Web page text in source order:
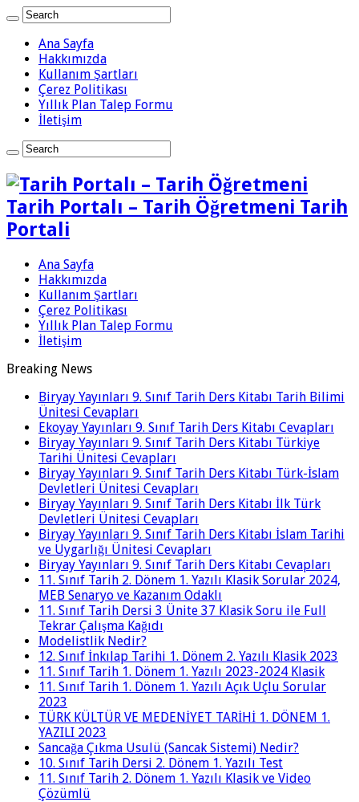
Ana Sayfa
Hakkımızda
Kullanım Şartları
Çerez Politikası
Yıllık Plan Talep Formu
İletişim
Tarih Portalı – Tarih Öğretmeni Tarih
Portali
Ana Sayfa
Hakkımızda
Kullanım Şartları
Çerez Politikası
Yıllık Plan Talep Formu
İletişim
Breaking News
Biryay Yayınları 9. Sınıf Tarih Ders Kitabı Tarih Bilimi
Ünitesi Cevapları
Ekoyay Yayınları 9. Sınıf Tarih Ders Kitabı Cevapları
Biryay Yayınları 9. Sınıf Tarih Ders Kitabı Türkiye
Tarihi Ünitesi Cevapları
Biryay Yayınları 9. Sınıf Tarih Ders Kitabı Türk-İslam
Devletleri Ünitesi Cevapları
Biryay Yayınları 9. Sınıf Tarih Ders Kitabı İlk Türk
Devletleri Ünitesi Cevapları
Biryay Yayınları 9. Sınıf Tarih Ders Kitabı İslam Tarihi
ve Uygarlığı Ünitesi Cevapları
Biryay Yayınları 9. Sınıf Tarih Ders Kitabı Cevapları
11. Sınıf Tarih 2. Dönem 1. Yazılı Klasik Sorular 2024,
MEB Senaryo ve Kazanım Odaklı
11. Sınıf Tarih Dersi 3 Ünite 37 Klasik Soru ile Full
Tekrar Çalışma Kağıdı
Modelistlik Nedir?
12. Sınıf İnkılap Tarihi 1. Dönem 2. Yazılı Klasik 2023
11. Sınıf Tarih 1. Dönem 1. Yazılı 2023-2024 Klasik
11. Sınıf Tarih 1. Dönem 1. Yazılı Açık Uçlu Sorular
2023
TÜRK KÜLTÜR VE MEDENİYET TARİHİ 1. DÖNEM 1.
YAZILI 2023
Sancağa Çıkma Usulü (Sancak Sistemi) Nedir?
10. Sınıf Tarih Dersi 2. Dönem 1. Yazılı Test
11. Sınıf Tarih 2. Dönem 1. Yazılı Klasik ve Video
Çözümlü